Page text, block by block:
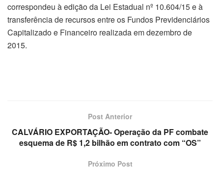
correspondeu à edição da Lei Estadual nº 10.604/15 e à
transferência de recursos entre os Fundos Previdenciários
Capitalizado e Financeiro realizada em dezembro de
2015.
Post Anterior
CALVÁRIO EXPORTAÇÃO- Operação da PF combate
esquema de R$ 1,2 bilhão em contrato com “OS”
Próximo Post